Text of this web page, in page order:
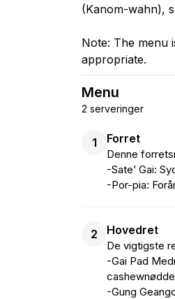
(Kanom-wahn),
Note: The menu
appropriate.
Menu
2 serveringer
1 Forret
Denne
-Sate’ Gai:
-Por-pia:
2 Hovedret
De vigtigste
-Gai Pad
-Gung